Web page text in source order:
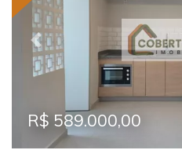
Previous
R$ 589.000,00